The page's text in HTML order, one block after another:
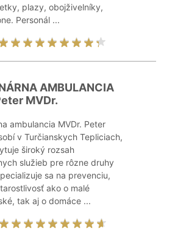
plazy, obojživelníky,
Personál ...
AMBULANCIA
MVDr.
ambulancia MVDr. Peter
v Turčianskych Tepliciach,
široký rozsah
služieb pre rôzne druhy
sa na prevenciu,
ako o malé
tak aj o domáce ...